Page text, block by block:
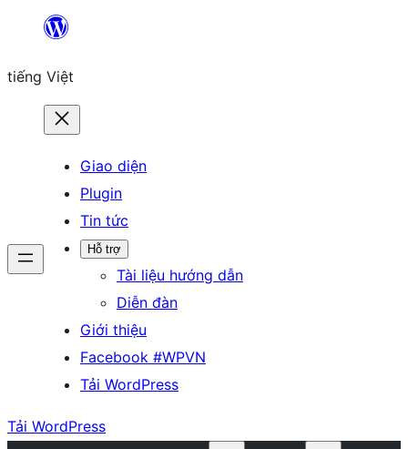
Chuyển
phần
tiếng Việt
Giao diện
Plugin
Tin tức
Hỗ trợ
Tài liệu hướng dẫn
Diễn đàn
Giới thiệu
Facebook #WPVN
Tải WordPress
Tải WordPress